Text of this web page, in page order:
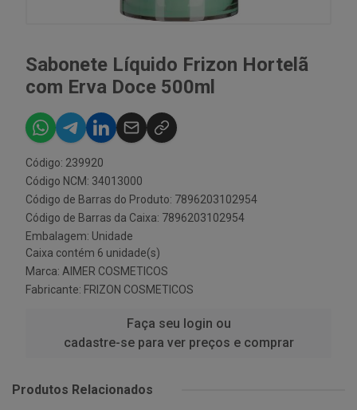
Sabonete Líquido Frizon Hortelã
com Erva Doce 500ml
Código: 239920
Código NCM: 34013000
Código de Barras do Produto: 7896203102954
Código de Barras da Caixa: 7896203102954
Embalagem: Unidade
Caixa contém 6 unidade(s)
Marca: AIMER COSMETICOS
Fabricante: FRIZON COSMETICOS
Faça seu login ou
cadastre-se para ver preços e comprar
Produtos Relacionados